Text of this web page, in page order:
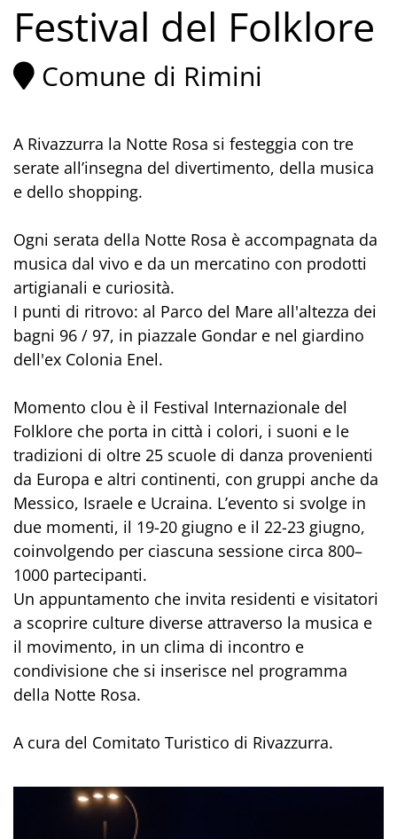
Festival del Folklore
Comune di Rimini
A Rivazzurra la Notte Rosa si festeggia con tre
serate all’insegna del divertimento, della musica
e dello shopping.
Ogni serata della Notte Rosa è accompagnata da
musica dal vivo e da un mercatino con prodotti
artigianali e curiosità.
I punti di ritrovo: al Parco del Mare all'altezza dei
bagni 96 / 97, in piazzale Gondar e nel giardino
dell'ex Colonia Enel.
Momento clou è il Festival Internazionale del
Folklore che porta in città i colori, i suoni e le
tradizioni di oltre 25 scuole di danza provenienti
da Europa e altri continenti, con gruppi anche da
Messico, Israele e Ucraina. L’evento si svolge in
due momenti, il 19-20 giugno e il 22-23 giugno,
coinvolgendo per ciascuna sessione circa 800–
1000 partecipanti.
Un appuntamento che invita residenti e visitatori
a scoprire culture diverse attraverso la musica e
il movimento, in un clima di incontro e
condivisione che si inserisce nel programma
della Notte Rosa.
A cura del Comitato Turistico di Rivazzurra.